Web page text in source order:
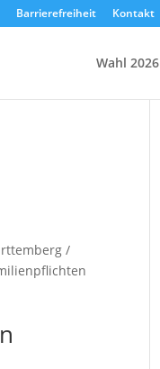
Barrierefreiheit Kontakt
Wahl 2026
/